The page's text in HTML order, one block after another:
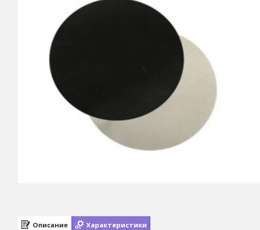
Описание Характеристики